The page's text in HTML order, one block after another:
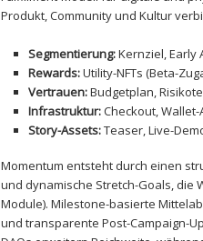
Produkt, Community und Kultur
Segmentierung:Kernziel, Early
Rewards:Utility-NFTs (Beta-
Vertrauen:Budgetplan,
Infrastruktur:Checkout,
Story-Assets:Teaser, Live-
Momentum entsteht durch einen‍
und ⁤dynamische Stretch-Goals,‍ die
Module). Milestone-basierte
und transparente Post-Campaign-